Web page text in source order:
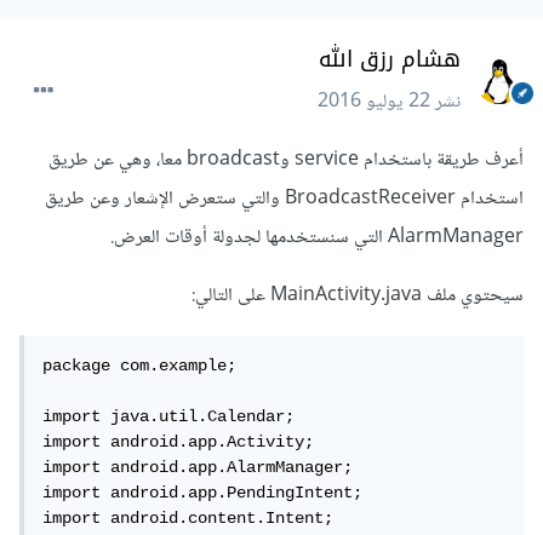
هشام رزق الله
نشر22 يوليو 2016
أعرف طريقة باستخدام service وbroadcast معا، وهي عن طريق
استخدام BroadcastReceiver والتي ستعرض الإشعار وعن طريق
AlarmManager التي سنستخدمها لجدولة أوقات العرض.
سيحتوي ملف MainActivity.java على التالي:
package com.example;
import java.util.Calendar;
import android.app.Activity;
import android.app.AlarmManager;
import android.app.PendingIntent;
import android.content.Intent;